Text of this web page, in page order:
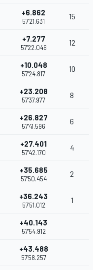
+6.862
57'21.631
15
+7.277
57'22.046
12
+10.048
57'24.817
10
+23.208
57'37.977
8
+26.827
57'41.596
6
+27.401
57'42.170
4
+35.685
57'50.454
2
+36.243
57'51.012
1
+40.143
57'54.912
+43.488
57'58.257